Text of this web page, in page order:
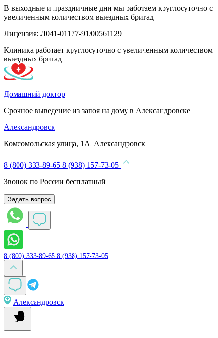
В выходные и праздничные дни мы работаем круглосуточно с
увеличенным количеством выездных бригад
Лицензия: Л041-01177-91/00561129
Клиника работает круглосуточно с увеличенным количеством
выездных бригад
Домашний доктор
Срочное выведение из запоя на дому в Александровске
Александровск
Комсомольская улица, 1А, Александровск
8 (800) 333-89-65 8 (938) 157-73-05
Звонок по России бесплатный
Задать вопрос
8 (800) 333-89-65 8 (938) 157-73-05
Александровск